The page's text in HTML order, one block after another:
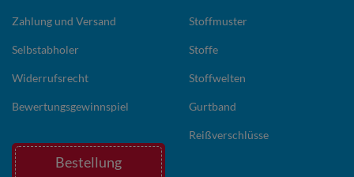
Zahlung und Versand
Selbstabholer
Widerrufsrecht
Bewertungsgewinnspiel
Bestellung
Stoffmuster
Stoffe
Stoffwelten
Gurtband
Reißverschlüsse